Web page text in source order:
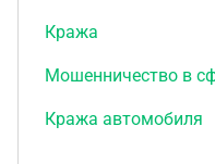
Кража
Мошенничество в
Кража автомобиля